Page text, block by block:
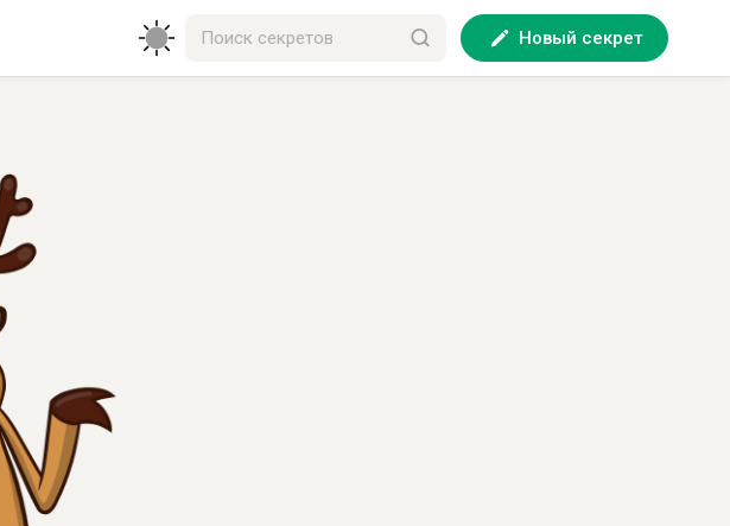
Новый секрет